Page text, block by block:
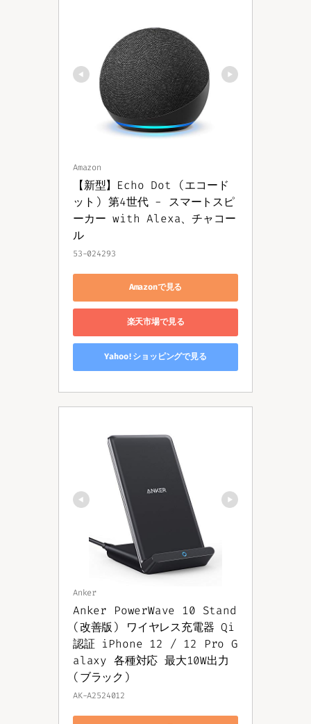
Amazon
【新型】Echo Dot (エコード
ット) 第4世代 - スマートスピ
ーカー with Alexa、チャコー
ル
53-024293
Amazonで見る
楽天市場で見る
Yahoo!ショッピングで見る
Anker
Anker PowerWave 10 Stand
(改善版) ワイヤレス充電器 Qi
認証 iPhone 12 / 12 Pro G
alaxy 各種対応 最大10W出力
(ブラック)
AK-A2524012